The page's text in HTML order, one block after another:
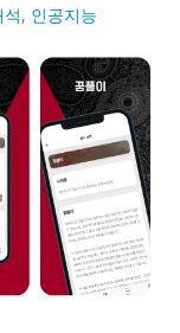
, 인공지능